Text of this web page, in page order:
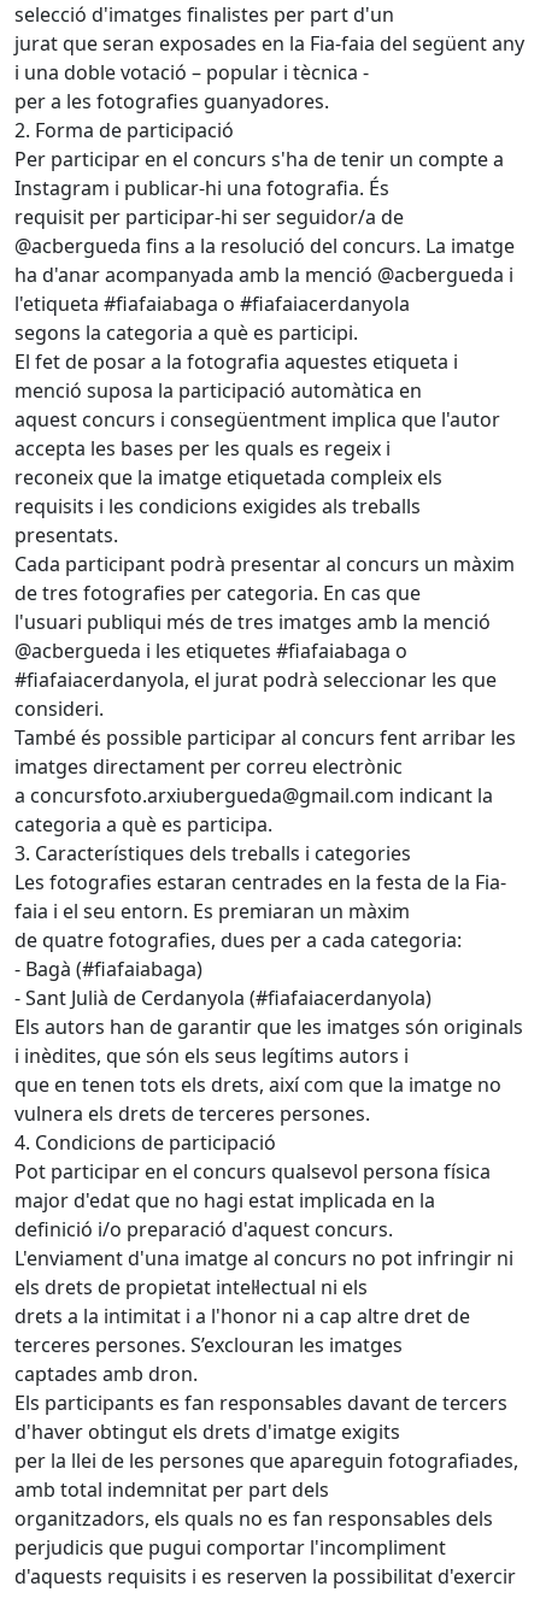
selecció d'imatges finalistes per part d'un
jurat que seran exposades en la Fia-faia del següent any
i una doble votació – popular i tècnica -
per a les fotografies guanyadores.
2. Forma de participació
Per participar en el concurs s'ha de tenir un compte a
Instagram i publicar-hi una fotografia. És
requisit per participar-hi ser seguidor/a de
@acbergueda fins a la resolució del concurs. La imatge
ha d'anar acompanyada amb la menció @acbergueda i
l'etiqueta #fiafaiabaga o #fiafaiacerdanyola
segons la categoria a què es participi.
El fet de posar a la fotografia aquestes etiqueta i
menció suposa la participació automàtica en
aquest concurs i consegüentment implica que l'autor
accepta les bases per les quals es regeix i
reconeix que la imatge etiquetada compleix els
requisits i les condicions exigides als treballs
presentats.
Cada participant podrà presentar al concurs un màxim
de tres fotografies per categoria. En cas que
l'usuari publiqui més de tres imatges amb la menció
@acbergueda i les etiquetes #fiafaiabaga o
#fiafaiacerdanyola, el jurat podrà seleccionar les que
consideri.
També és possible participar al concurs fent arribar les
imatges directament per correu electrònic
a concursfoto.arxiubergueda@gmail.com indicant la
categoria a què es participa.
3. Característiques dels treballs i categories
Les fotografies estaran centrades en la festa de la Fia-
faia i el seu entorn. Es premiaran un màxim
de quatre fotografies, dues per a cada categoria:
- Bagà (#fiafaiabaga)
- Sant Julià de Cerdanyola (#fiafaiacerdanyola)
Els autors han de garantir que les imatges són originals
i inèdites, que són els seus legítims autors i
que en tenen tots els drets, així com que la imatge no
vulnera els drets de terceres persones.
4. Condicions de participació
Pot participar en el concurs qualsevol persona física
major d'edat que no hagi estat implicada en la
definició i/o preparació d'aquest concurs.
L'enviament d'una imatge al concurs no pot infringir ni
els drets de propietat intel·lectual ni els
drets a la intimitat i a l'honor ni a cap altre dret de
terceres persones. S’exclouran les imatges
captades amb dron.
Els participants es fan responsables davant de tercers
d'haver obtingut els drets d'imatge exigits
per la llei de les persones que apareguin fotografiades,
amb total indemnitat per part dels
organitzadors, els quals no es fan responsables dels
perjudicis que pugui comportar l'incompliment
d'aquests requisits i es reserven la possibilitat d'exercir